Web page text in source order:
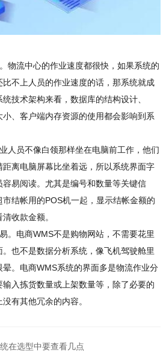
物流中心的作业速度都很快，如果系统的
不上人员的作业速度的话，那系统就成
技术架构来看，数据库的结构设计、
、客户端内存资源的使用都会影响到系
人员不像白领那样坐在电脑前工作，他们
离电脑屏幕比坐着远，所以系统界面字
易阅读。尤其是编号和数量等关键信
结帐用的POS机一起，显示结帐金额的
收款金额。
。电商WMS不是购物网站，不需要花里
也不是数据分析系统，像飞机驾驶舱里
。电商WMS系统的界面多是物流作业分
入拣货数量或上架数量等，除了必要的
有其他冗余的内容。
在选型中要查看几点